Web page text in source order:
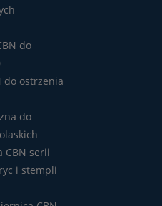
do
do ostrzenia
do
CBN serii
i stempli